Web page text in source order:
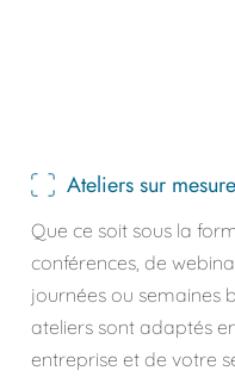
Ateliers sur mesure
Que ce soit sous la
conférences, de
journées ou semaines
ateliers sont adaptés
entreprise et de votre